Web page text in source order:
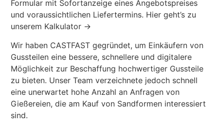
Formular mit Sofortanzeige eines Angebotspreises
und voraussichtlichen Liefertermins. Hier geht’s zu
unserem Kalkulator →
Wir haben CASTFAST gegründet, um Einkäufern von
Gussteilen eine bessere, schnellere und digitalere
Möglichkeit zur Beschaffung hochwertiger Gussteile
zu bieten. Unser Team verzeichnete jedoch schnell
eine unerwartet hohe Anzahl an Anfragen von
Gießereien, die am Kauf von Sandformen interessiert
sind.